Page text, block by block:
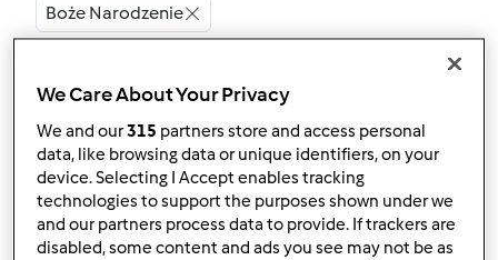
Boże Narodzenie
4.6(15)
Kora orzechowa
przezanka25
We Care About Your Privacy
We and our315 partners store and access personal
data, like browsing data or unique identifiers, on your
device. Selecting I Accept enables tracking
technologies to support the purposes shown under we
and our partners process data to provide. If trackers are
disabled, some content and ads you see may not be as